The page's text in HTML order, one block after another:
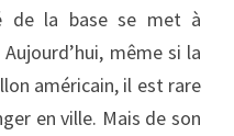
de la base se met à
même si la
américain, il est rare
en ville. Mais de son